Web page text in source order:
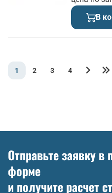
В
1 2 3 4
Отправьте заявку в
форме
и получите расчет